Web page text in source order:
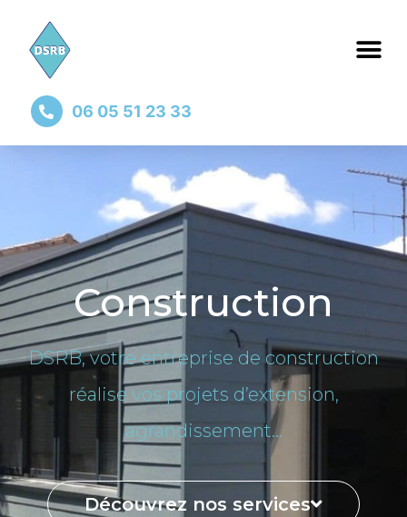
06 05 51 23 33
Construction
DSRB, votre entreprise de construction
réalise vos projets d’extension,
agrandissement…
Découvrez nos services